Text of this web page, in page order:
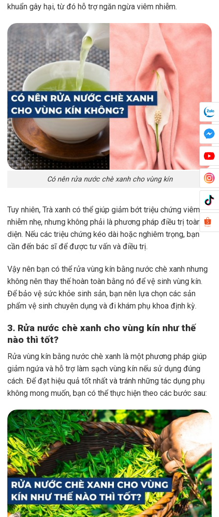
khuẩn gây hại, từ đó hỗ trợ ngăn ngừa viêm nhiễm.
Có nên rửa nước chè xanh cho vùng kín
Tuy nhiên, Trà xanh có thể giúp giảm bớt triệu chứng viêm
nhiễm nhẹ, nhưng không phải là phương pháp điều trị toàn
diện. Nếu các triệu chứng kéo dài hoặc nghiêm trọng, bạn
cần đến bác sĩ để được tư vấn và điều trị.
Vậy nên bạn có thể rửa vùng kín bằng nước chè xanh nhưng
không nên thay thế hoàn toàn bằng nó để vệ sinh vùng kín.
Để bảo vệ sức khỏe sinh sản, bạn nên lựa chọn các sản
phẩm vệ sinh chuyên dụng và đi khám phụ khoa định kỳ.
3. Rửa nước chè xanh cho vùng kín như thế
nào thì tốt?
Rửa vùng kín bằng nước chè xanh là một phương pháp giúp
giảm ngứa và hỗ trợ làm sạch vùng kín nếu sử dụng đúng
cách. Để đạt hiệu quả tốt nhất và tránh những tác dụng phụ
không mong muốn, bạn có thể thực hiện theo các bước sau: